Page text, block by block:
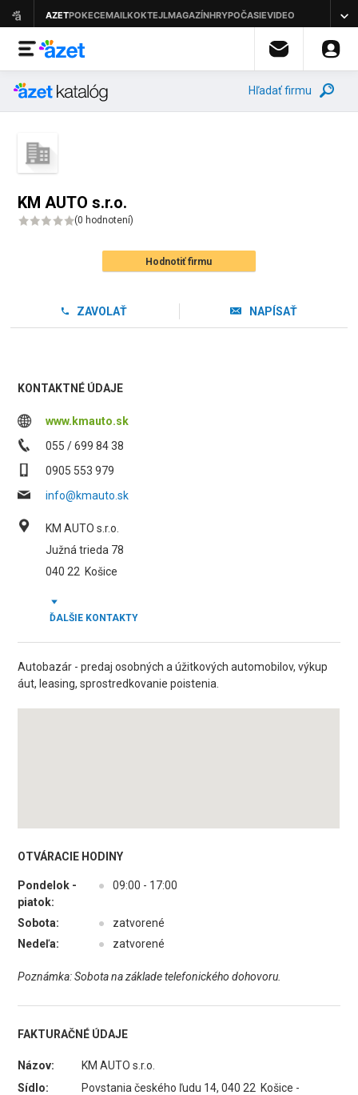
Hľadať firmu
KM AUTO s.r.o.
(0 hodnotení)
Hodnotiť firmu
ZAVOLAŤ NAPÍSAŤ
KONTAKTNÉ ÚDAJE
www.kmauto.sk
055 / 699 84 38
0905 553 979
info@kmauto.sk
KM AUTO s.r.o.
Južná trieda 78
040 22 Košice
ĎALŠIE KONTAKTY
Autobazár - predaj osobných a úžitkových automobilov, výkup
áut, leasing, sprostredkovanie poistenia.
OTVÁRACIE HODINY
Pondelok -
piatok:
● 09:00 - 17:00
Sobota: ●
zatvorené
Nedeľa:
● zatvorené
Poznámka: Sobota na základe telefonického dohovoru.
FAKTURAČNÉ ÚDAJE
Názov:
KM AUTO s.r.o.
Sídlo:
Povstania českého ľudu 14, 040 22 Košice -